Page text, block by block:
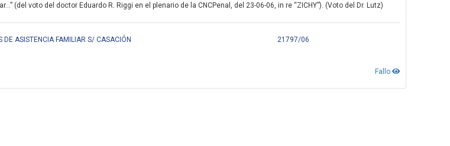
(del voto del doctor Eduardo R. Riggi en el plenario de la CNCPenal, del 23-06-06, in re “ZICHY”). (Voto del Dr. Lutz)
DE ASISTENCIA FAMILIAR S/ CASACIÓN
21797/06
Fallo